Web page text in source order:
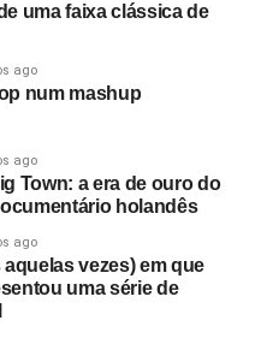
oficialmente para
uma faixa clássica de
ago
num mashup
ago
Town: a era de ouro do
holandês
ago
vezes) em que
uma série de